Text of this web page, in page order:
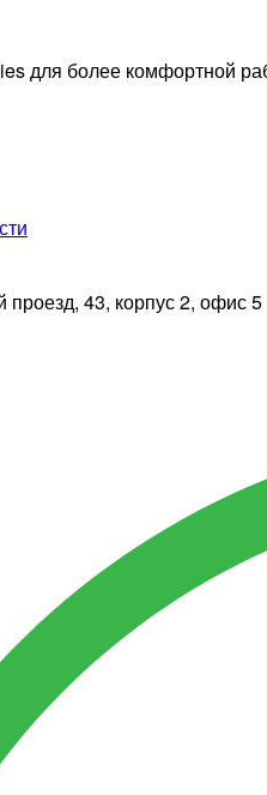
для более комфортной
проезд, 43, корпус 2, офис 5